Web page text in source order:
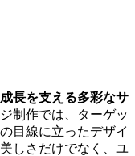
長を支える多彩なサ
制作では、ターゲッ
目線に立ったデザイ
しさだけでなく、ユ